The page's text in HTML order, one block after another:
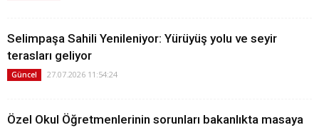
Selimpaşa Sahili Yenileniyor: Yürüyüş yolu ve seyir
terasları geliyor
Güncel 27.07.2026 11:54:24
Özel Okul Öğretmenlerinin sorunları bakanlıkta masaya